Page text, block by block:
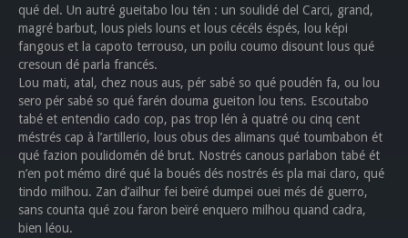
qué del. Un autré gueitabo lou tén : un soulidé del Carci, grand,
magré barbut, lous piels louns et lous cécéls éspés, lou képi
fangous et la capoto terrouso, un poilu coumo disount lous qué
cresoun dé parla francés.
Lou mati, atal, chez nous aus, pér sabé so qué poudén fa, ou lou
sero pér sabé so qué farén douma gueiton lou tens. Escoutabo
tabé et entendio cado cop, pas trop lén à quatré ou cinq cent
méstrés cap à l’artillerio, lous obus des alimans qué toumbabon ét
qué fazion poulidomén dé brut. Nostrés canous parlabon tabé ét
n’en pot mémo diré qué la boués dés nostrés és pla mai claro, qué
tindo milhou. Zan d’ailhur fei beïré dumpei ouei més dé guerro,
sans counta qué zou faron beïré enquero milhou quand cadra,
bien léou.